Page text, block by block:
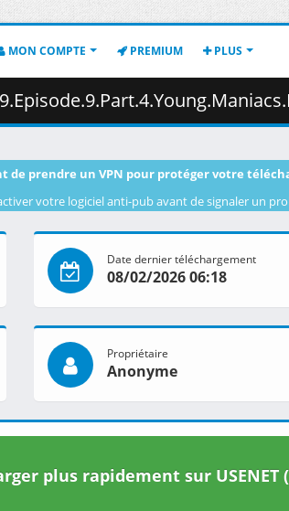
MON COMPTE PREMIUM PLUS
de prendre un VPN pour protéger votre
votre logiciel anti-pub avant de signaler un
Date dernier téléchargement
08/02/2026 06:18
Propriétaire
Anonyme
plus rapidement sur USENET